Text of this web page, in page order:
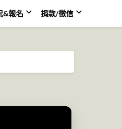
&報名 捐款/徵信